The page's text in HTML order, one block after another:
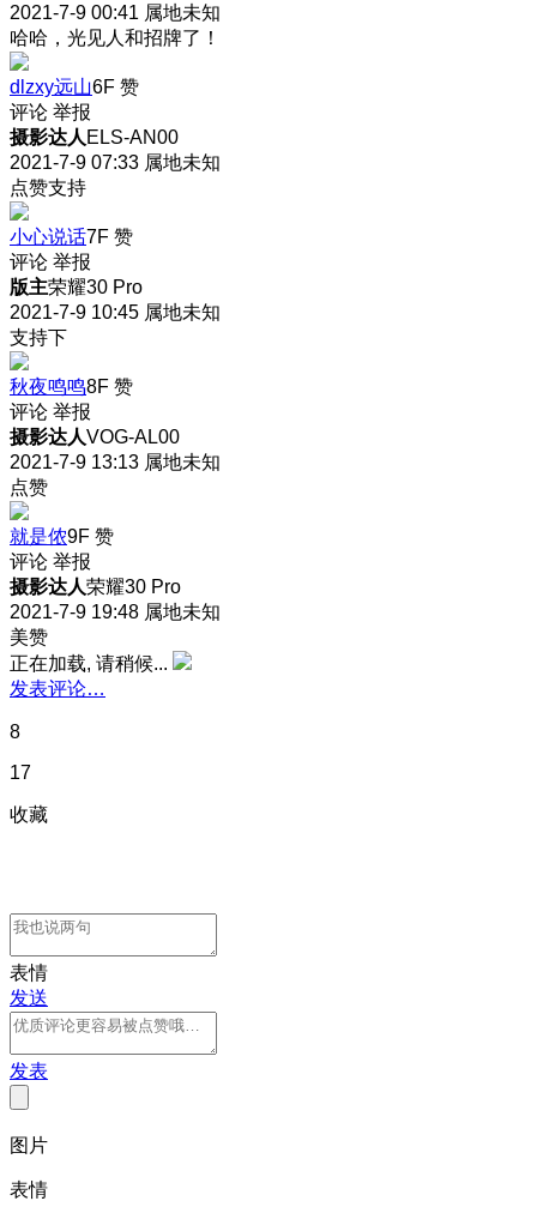
2021-7-9 00:41 属地未知
哈哈，光见人和招牌了！
dlzxy远山6F 赞
评论 举报
摄影达人 ELS-AN00
2021-7-9 07:33 属地未知
点赞支持
小心说话7F 赞
评论 举报
版主荣耀30 Pro
2021-7-9 10:45 属地未知
支持下
秋夜鸣鸣8F 赞
评论 举报
摄影达人VOG-AL00
2021-7-9 13:13 属地未知
点赞
就是侬9F 赞
评论 举报
摄影达人荣耀30 Pro
2021-7-9 19:48 属地未知
美赞
正在加载, 请稍候...
发表评论…
8
17
收藏
表情
发送
发表
图片
表情